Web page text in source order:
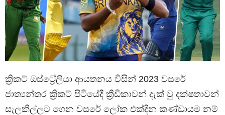
ක්‍රිකට් ඔස්ට්‍රේලියා ආයතනය විසින් 2023 වසරේ
ජාත්‍යන්තර ක්‍රිකට් පිටියේදී ක්‍රීඩිකාවන් දැක් වු දක්ෂතාවන්
සැලකිල්ලට ගෙන වසරේ ලෝක එක්දින කණ්ඩායම නම්